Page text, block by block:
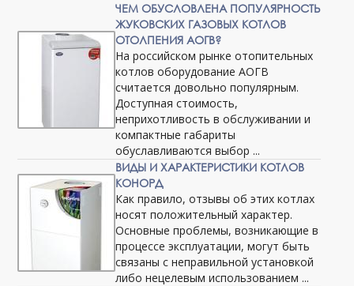
ЧЕМ ОБУСЛОВЛЕНА ПОПУЛЯРНОСТЬ
ЖУКОВСКИХ ГАЗОВЫХ КОТЛОВ
ОТОЛПЕНИЯ АОГВ?
На российском рынке отопительных
котлов оборудование АОГВ
считается довольно популярным.
Доступная стоимость,
неприхотливость в обслуживании и
компактные габариты
обуславливаются выбор ...
ВИДЫ И ХАРАКТЕРИСТИКИ КОТЛОВ
КОНОРД
Как правило, отзывы об этих котлах
носят положительный характер.
Основные проблемы, возникающие в
процессе эксплуатации, могут быть
связаны с неправильной установкой
либо нецелевым использованием ...